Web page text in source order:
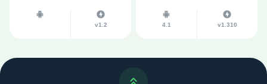
v1.2 4.1 v1.310
Наверх